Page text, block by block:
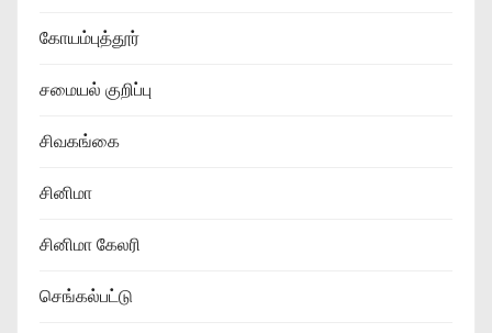
கோயம்புத்தூர்
சமையல் குறிப்பு
சிவகங்கை
சினிமா
சினிமா கேலரி
செங்கல்பட்டு